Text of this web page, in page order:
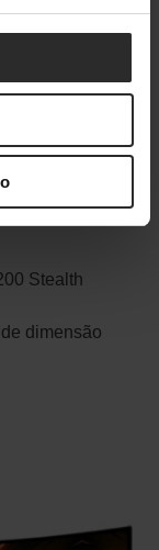
MPJ-
Stealth
dimensão